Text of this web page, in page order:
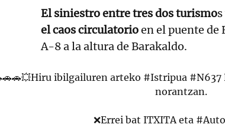
El siniestro entre tres dos turismo
el caos circulatorioen el puente de
A-8 a la altura de Barakaldo.
ibilgailuren arteko #Istripua #N637
norantzan.
❌Errei bat ITXITA eta